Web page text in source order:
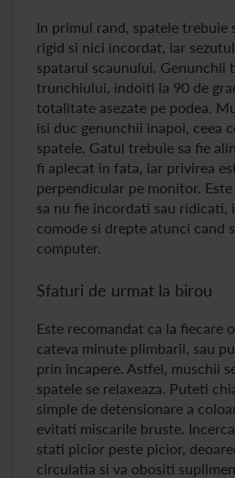
In primul rand, spatele trebuie
rigid si nici incordat, iar
spatarul scaunului. Genunchii
trunchiului, indoiti la 90 de
totalitate asezate pe podea.
isi duc genunchii inapoi, ceea
spatele. Gatul trebuie sa fie
fi aplecat in fata, iar privirea
perpendicular pe monitor.
sa nu fie incordati sau ridicati,
comode si drepte atunci cand
computer.
Sfaturi de urmat la birou
Este recomandat ca la fiecare
cateva minute plimbarii, sau
prin incapere. Astfel, muschii
spatele se relaxeaza. Puteti
simple de detensionare a
evitati miscarile bruste.
stati picior peste picior,
circulatia si va obositi